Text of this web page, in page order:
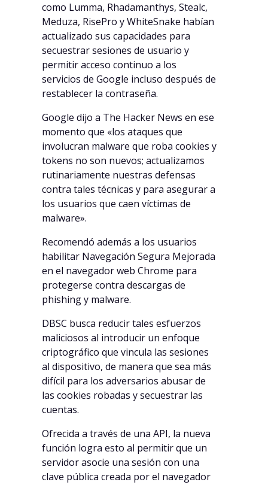
como Lumma, Rhadamanthys, Stealc,
Meduza, RisePro y WhiteSnake habían
actualizado sus capacidades para
secuestrar sesiones de usuario y
permitir acceso continuo a los
servicios de Google incluso después de
restablecer la contraseña.
Google dijo a The Hacker News en ese
momento que «los ataques que
involucran malware que roba cookies y
tokens no son nuevos; actualizamos
rutinariamente nuestras defensas
contra tales técnicas y para asegurar a
los usuarios que caen víctimas de
malware».
Recomendó además a los usuarios
habilitar Navegación Segura Mejorada
en el navegador web Chrome para
protegerse contra descargas de
phishing y malware.
DBSC busca reducir tales esfuerzos
maliciosos al introducir un enfoque
criptográfico que vincula las sesiones
al dispositivo, de manera que sea más
difícil para los adversarios abusar de
las cookies robadas y secuestrar las
cuentas.
Ofrecida a través de una API, la nueva
función logra esto al permitir que un
servidor asocie una sesión con una
clave pública creada por el navegador